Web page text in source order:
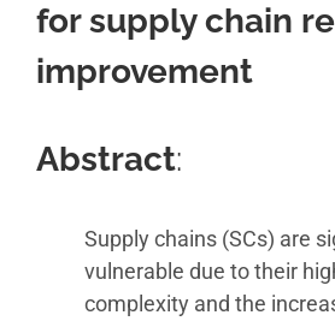
for supply chain
improvement
Abstract:
Supply chains (SCs) are
vulnerable due to their
complexity and the